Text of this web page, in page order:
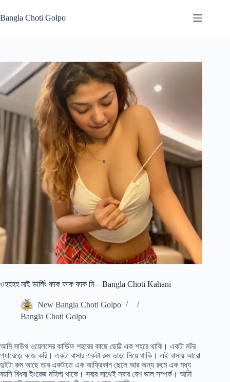
to
content
Bangla Choti Golpo
ওহহহহ মাই ডার্লিং ফাক ফাক ফাক মি – Bangla Choti Kahani
New Bangla Choti Golpo
Bangla Choti Golpo
আমি সাউথ ওয়েলসের কার্ডিফ শহরের কাছে ছোট্ট এক শহরে থাকি। একটা মটর
গ্যারেজ়ে কাজ করি। একটা বাসার একটা রুম ভাড়া নিয়ে থাকি। এই বাসায় আরো
দুইটা রুম আছে তার একটাতে এক আফ্রিকান ছেলে আর অন্য রুমে এক মধ্য
বয়সি বিধবা ইংরেজ মহিলা থাকে। সবার সাথেই সবার বেশ ভাল সম্পর্ক। আমি